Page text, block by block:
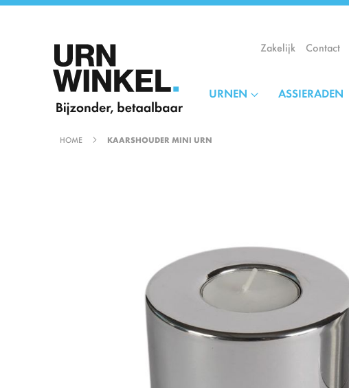
de
inhoud
Zakelijk Contact
URNEN ASSIERADEN
HOME KAARSHOUDER MINI URN